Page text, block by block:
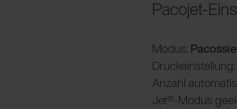
Pacojet-
Modus:
Druckeinstellung:
Anzahl
Jet®-Modus